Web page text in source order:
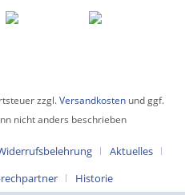
zzgl.Versandkosten und ggf.
nicht anders beschrieben
Aktuelles
Historie